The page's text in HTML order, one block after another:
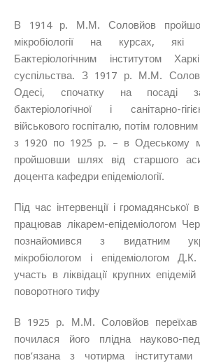
В 1914 р. М.М. Соловйов пройшов
мікробіології на курсах, які
Бактеріологічним інститутом
суспільства. З 1917 р. М.М.
Одесі, спочатку на посаді
бактеріологічної і санітарно-
військового госпіталю, потім
з 1920 по 1925 р. – в Одеському
пройшовши шлях від старшого
доцента кафедри епідеміології.
Під час інтервенції і
працював лікарем-епідеміологом
познайомився з видатним
мікробіологом і епідеміологом
участь в ліквідації крупних
поворотного тифу
В 1925 р. М.М. Соловйов
почилася його плідна науково-
пов’язана з чотирма інститутами